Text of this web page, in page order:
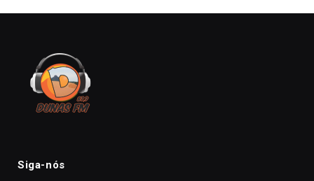
Siga-nós